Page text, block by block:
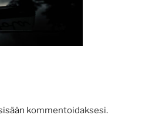
kommentoidaksesi.